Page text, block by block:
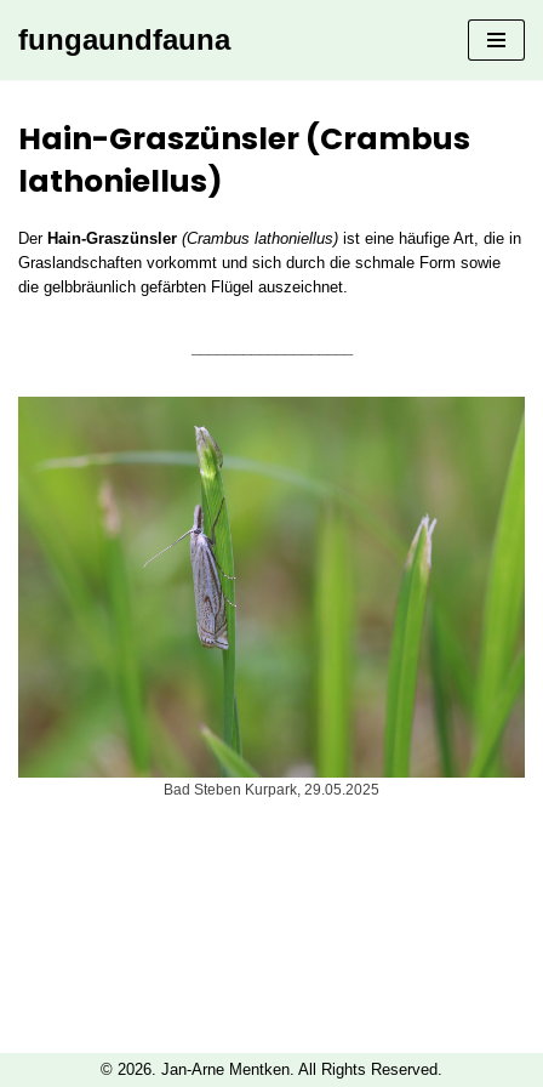
fungaundfauna
Hain-Graszünsler (Crambus
lathoniellus)
DerHain-Graszünsler (Crambus lathoniellus) ist eine häufige Art, die in
Graslandschaften vorkommt und sich durch die schmale Form sowie
die gelbbräunlich gefärbten Flügel auszeichnet.
Bad Steben Kurpark, 29.05.2025
© 2026. Jan-Arne Mentken. All Rights Reserved.